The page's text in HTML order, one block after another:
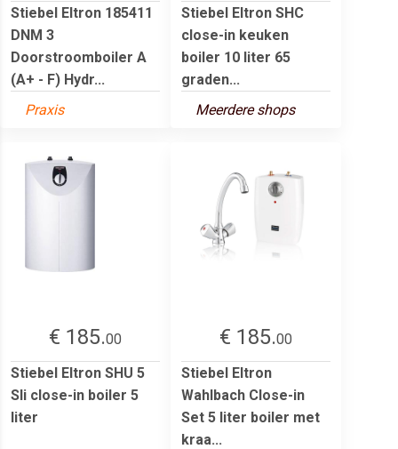
Stiebel Eltron 185411
DNM 3
Doorstroomboiler A
(A+ - F) Hydr...
Praxis
Stiebel Eltron SHC
close-in keuken
boiler 10 liter 65
graden...
Meerdere shops
€ 185.00
Stiebel Eltron SHU 5
Sli close-in boiler 5
liter
€ 185.00
Stiebel Eltron
Wahlbach Close-in
Set 5 liter boiler met
kraa...